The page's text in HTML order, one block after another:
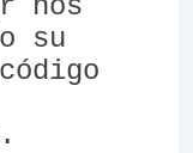
nos
su